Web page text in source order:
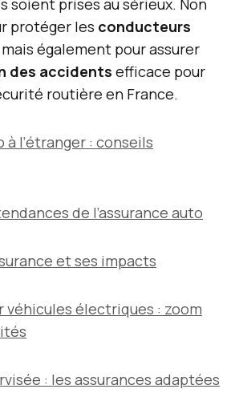
soient prises au sérieux. Non
protéger les conducteurs
mais également pour assurer
des accidents efficace pour
routière en France.
à l’étranger : conseils
de l’assurance auto
et ses impacts
véhicules électriques : zoom
: les assurances adaptées